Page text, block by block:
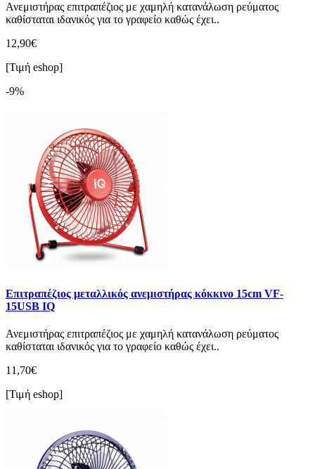
Ανεμιστήρας επιτραπέζιος με χαμηλή κατανάλωση ρεύματος
καθίσταται ιδανικός για το γραφείο καθώς έχει..
12,90€
[Τιμή eshop]
-9%
Επιτραπέζιος μεταλλικός ανεμιστήρας κόκκινο 15cm VF-
15USB IQ
Ανεμιστήρας επιτραπέζιος με χαμηλή κατανάλωση ρεύματος
καθίσταται ιδανικός για το γραφείο καθώς έχει..
11,70€
[Τιμή eshop]